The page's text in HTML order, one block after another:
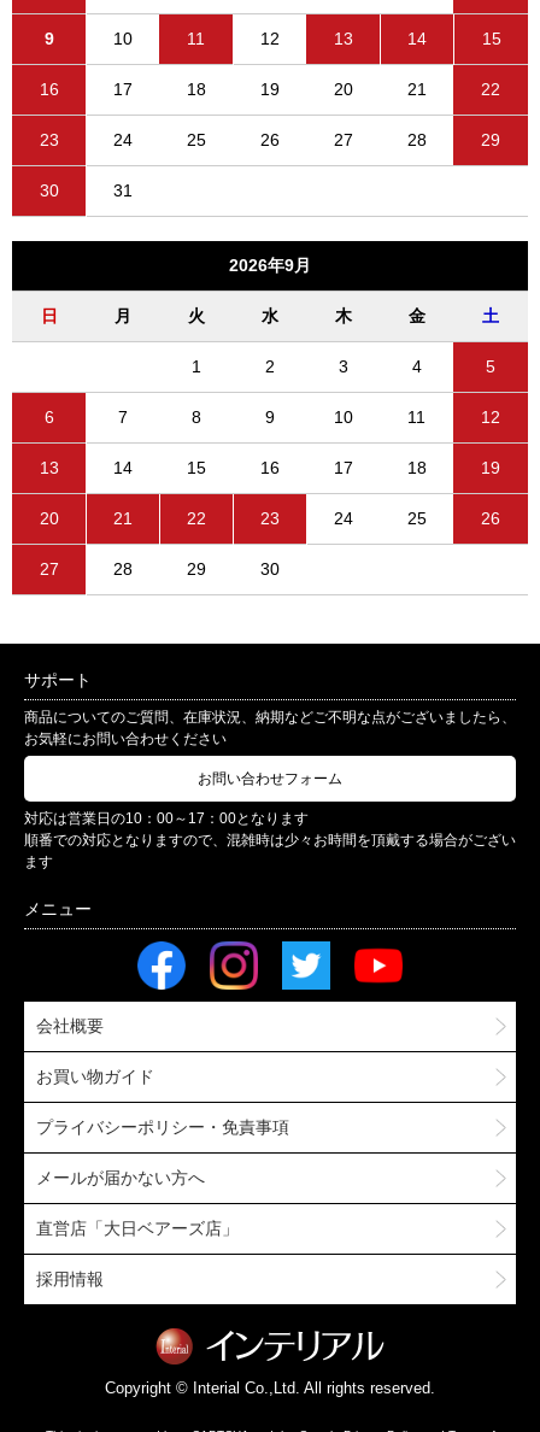
9 10 11 12 13 14 15
16 17 18 19 20 21 22
23 24 25 26 27 28 29
30 31
2026年9月
日 月 火 水 木 金 土
1 2 3 4 5
6 7 8 9 10 11 12
13 14 15 16 17 18 19
20 21 22 23 24 25 26
27 28 29 30
サポート
商品についてのご質問、在庫状況、納期などご不明な点がございましたら、
お気軽にお問い合わせください
お問い合わせフォーム
対応は営業日の10：00～17：00となります
順番での対応となりますので、混雑時は少々お時間を頂戴する場合がござい
ます
会社概要
お買い物ガイド
プライバシーポリシー・免責事項
メールが届かない方へ
直営店「大日ベアーズ店」
採用情報
Copyright © Interial Co.,Ltd. All rights reserved.